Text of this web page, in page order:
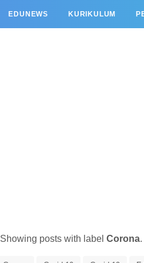
EDUNEWS KURIKULUM
Showing posts with labelCorona.